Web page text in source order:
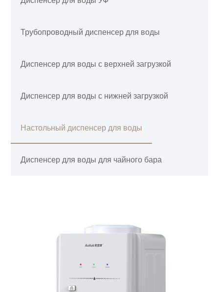
Трубопроводный диспенсер для воды
Диспенсер для воды с верхней загрузкой
Диспенсер для воды с нижней загрузкой
Настольный диспенсер для воды
Диспенсер для воды для чайного бара